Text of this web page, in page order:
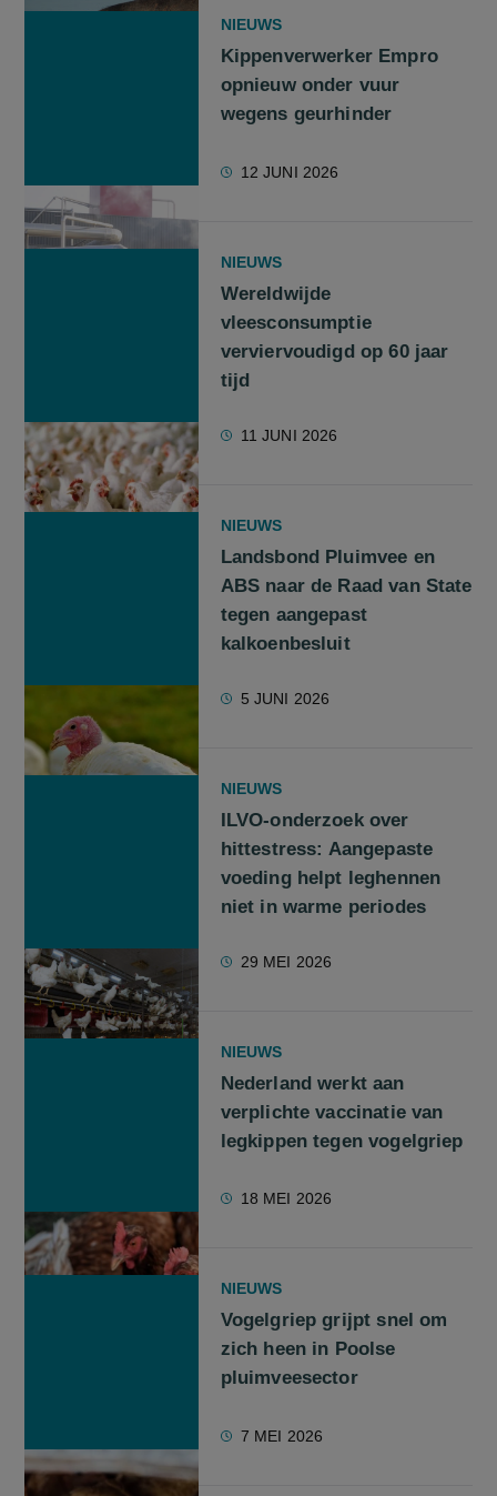
NIEUWS
Kippenverwerker Empro
opnieuw onder vuur
wegens geurhinder
12 JUNI 2026
NIEUWS
Wereldwijde
vleesconsumptie
verviervoudigd op 60 jaar
tijd
11 JUNI 2026
NIEUWS
Landsbond Pluimvee en
ABS naar de Raad van State
tegen aangepast
kalkoenbesluit
5 JUNI 2026
NIEUWS
ILVO-onderzoek over
hittestress: Aangepaste
voeding helpt leghennen
niet in warme periodes
29 MEI 2026
NIEUWS
Nederland werkt aan
verplichte vaccinatie van
legkippen tegen vogelgriep
18 MEI 2026
NIEUWS
Vogelgriep grijpt snel om
zich heen in Poolse
pluimveesector
7 MEI 2026